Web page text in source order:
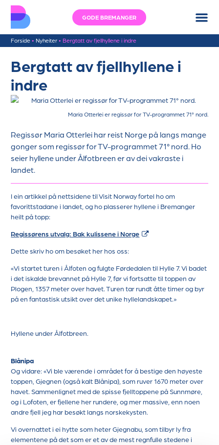
GODE BREMANGER
Forside • Nyheiter • Bergtatt av fjellhyllene i indre
Bergtatt av fjellhyllene i
indre
Maria Otterlei er regissør for TV-programmet 71° nord.
Regissør Maria Otterlei har reist Norge på langs mange
gonger som regissør for TV-programmet 71° nord. Ho
seier hyllene under Ålfotbreen er av dei vakraste i
landet.
I ein artikkel på nettsidene til Visit Norway fortel ho om
favorittstadane i landet, og ho plasserer hyllene i Bremanger
heilt på topp:
Regissørens utvalg: Bak kulissene i Norge
Dette skriv ho om besøket her hos oss:
«Vi startet turen i Ålfoten og fulgte Førdedalen til Hylle 7. Vi badet
i det iskalde brevannet på Hylle 7, før vi fortsatte til toppen av
Plogen, 1357 meter over havet. Turen tar rundt åtte timer og byr
på en fantastisk utsikt over det unike hyllelandskapet.»
Hyllene under Ålfotbreen.
Blånipa
Og vidare: «Vi ble værende i området for å bestige den høyeste
toppen, Gjegnen (også kalt Blånipa), som ruver 1670 meter over
havet. Sammenlignet med de spisse fjelltoppene på Sunnmøre,
og i Lofoten, er fjellene her rundere, og mer massive, enn noen
andre fjell jeg har besøkt langs norskekysten.
Vi overnattet i ei hytte som heter Gjegnabu, som tilbyr ly fra
elementene på det som er et av de mest regnfulle stedene i